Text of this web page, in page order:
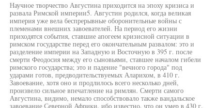
Научное творчество Августина приходится на эпоху кризиса и
развала Римской империи5. Августин родился, когда великая
империя уже вела беспрерывные оборонительные войны с
племенами внешних завоевателей. На период его жизни
приходятся события, ставшие апогеем кризисной ситуации в
римском государстве перед его окончательным развалом: это и
разделение империи на Западную и Восточную в 395 г. после
смерти Феодосия между его сыновьями, ставшее началом гибели
римского государства; это и падение "вечного города" под
ударами готов, предводительствуемых Аларихом, в 410 г.
Завоевание, хотя оно и продлилось всего несколько дней,
произвело сильное впечатление на римлян. Смерти самого
Августина, видимо, немало способствовало также вандальское
завоевание Северной Африки, ибо известно, что он умер в 430 г.